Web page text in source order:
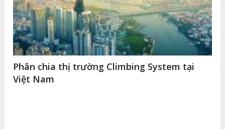
Phân chia thị trường Climbing System tại
Việt Nam